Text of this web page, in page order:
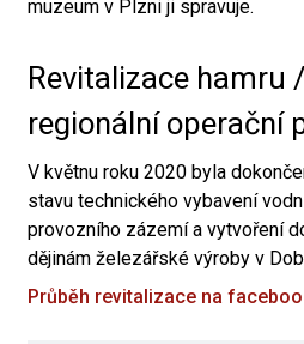
muzeum v Plzni ji spravuje.
Revitalizace hamru
regionální operační
V květnu roku 2020 byla
stavu technického vybavení
provozního zázemí a vytvoření
dějinám železářské výroby v
Průběh revitalizace na